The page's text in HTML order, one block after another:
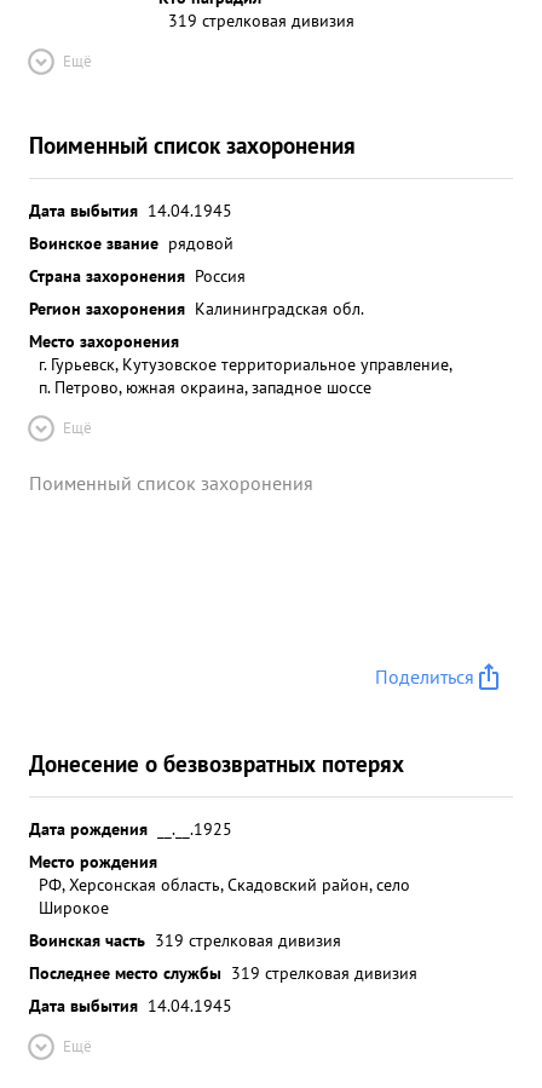
319 стрелковая дивизия
Ещё
Поименный список захоронения
Дата выбытия 14.04.1945
Воинское звание рядовой
Страна захоронения Россия
Регион захоронения Калининградская обл.
Место захоронения
г. Гурьевск, Кутузовское территориальное управление,
п. Петрово, южная окраина, западное шоссе
Ещё
Поименный список захоронения
Поделиться
Донесение о безвозвратных потерях
Дата рождения
__.__.1925
Место рождения
РФ, Херсонская область, Скадовский район, село
Широкое
Воинская часть 319 стрелковая дивизия
Последнее место службы 319 стрелковая дивизия
Дата выбытия 14.04.1945
Ещё